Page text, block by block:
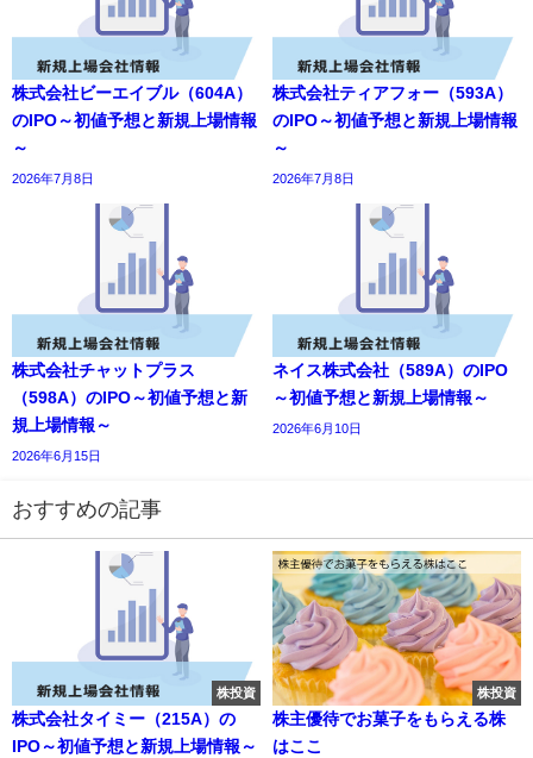
株式会社ビーエイブル（604A）
のIPO～初値予想と新規上場情報
～
2026年7月8日
株式会社ティアフォー（593A）
のIPO～初値予想と新規上場情報
～
2026年7月8日
株式会社チャットプラス
（598A）のIPO～初値予想と新
規上場情報～
2026年6月15日
ネイス株式会社（589A）のIPO
～初値予想と新規上場情報～
2026年6月10日
おすすめの記事
株投資
株式会社タイミー（215A）の
IPO～初値予想と新規上場情報～
株投資
株主優待でお菓子をもらえる株
はここ